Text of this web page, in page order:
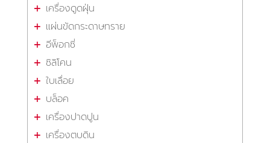
เครื่องดูดฝุ่น
แผ่นขัดกระดาษทราย
อีพ็อกซี่
ซิลิโคน
ใบเลื่อย
บล็อค
เครื่องปาดปูน
เครื่องตบดิน